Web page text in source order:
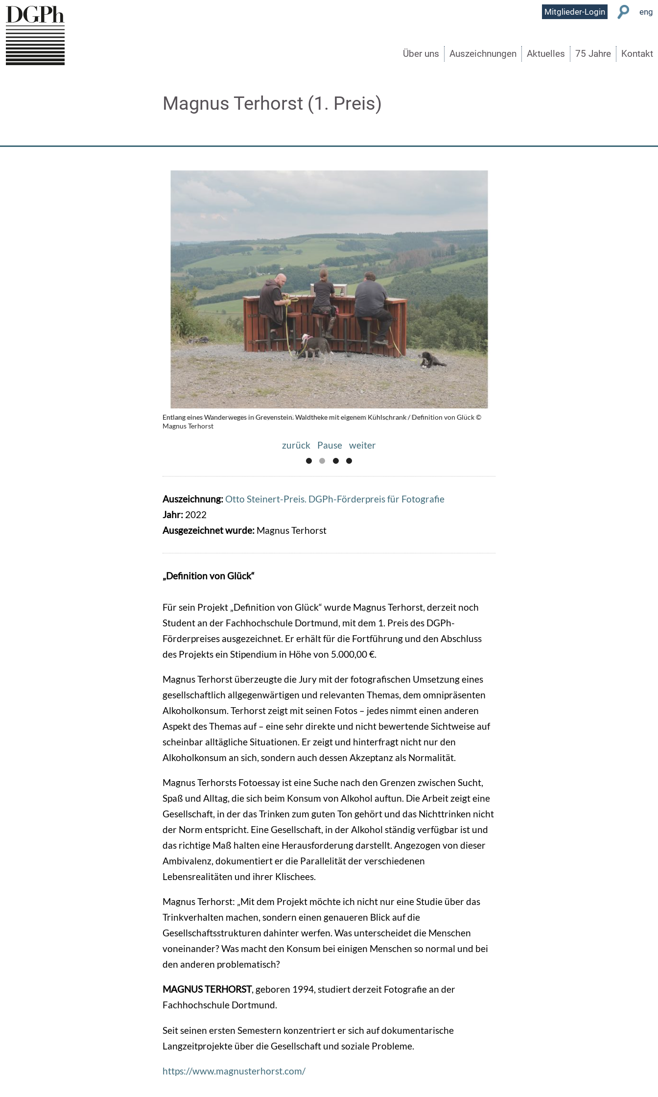
Direkt
zum
Inhalt
User
Mitglieder-Login eng
Über uns Auszeichnungen Aktuelles 75 Jahre Kontakt
Magnus Terhorst (1. Preis)
Definition von Glück. Die Bierkönigin von Baden-Würtemberg 2021 © Magnus Terhorst
zurück Pause weiter
Auszeichnung: Otto Steinert-Preis. DGPh-Förderpreis für Fotografie
Jahr: 2022
Ausgezeichnet wurde: Magnus Terhorst
„Definition von Glück“
Für sein Projekt „Definition von Glück“ wurde Magnus Terhorst, derzeit noch
Student an der Fachhochschule Dortmund, mit dem 1. Preis des DGPh-
Förderpreises ausgezeichnet. Er erhält für die Fortführung und den Abschluss
des Projekts ein Stipendium in Höhe von 5.000,00 €.
Magnus Terhorst überzeugte die Jury mit der fotografischen Umsetzung eines
gesellschaftlich allgegenwärtigen und relevanten Themas, dem omnipräsenten
Alkoholkonsum. Terhorst zeigt mit seinen Fotos – jedes nimmt einen anderen
Aspekt des Themas auf – eine sehr direkte und nicht bewertende Sichtweise auf
scheinbar alltägliche Situationen. Er zeigt und hinterfragt nicht nur den
Alkoholkonsum an sich, sondern auch dessen Akzeptanz als Normalität.
Magnus Terhorsts Fotoessay ist eine Suche nach den Grenzen zwischen Sucht,
Spaß und Alltag, die sich beim Konsum von Alkohol auftun. Die Arbeit zeigt eine
Gesellschaft, in der das Trinken zum guten Ton gehört und das Nichttrinken nicht
der Norm entspricht. Eine Gesellschaft, in der Alkohol ständig verfügbar ist und
das richtige Maß halten eine Herausforderung darstellt. Angezogen von dieser
Ambivalenz, dokumentiert er die Parallelität der verschiedenen
Lebensrealitäten und ihrer Klischees.
Magnus Terhorst: „Mit dem Projekt möchte ich nicht nur eine Studie über das
Trinkverhalten machen, sondern einen genaueren Blick auf die
Gesellschaftsstrukturen dahinter werfen. Was unterscheidet die Menschen
voneinander? Was macht den Konsum bei einigen Menschen so normal und bei
den anderen problematisch?
MAGNUS TERHORST, geboren 1994, studiert derzeit Fotografie an der
Fachhochschule Dortmund.
Seit seinen ersten Semestern konzentriert er sich auf dokumentarische
Langzeitprojekte über die Gesellschaft und soziale Probleme.
https://www.magnusterhorst.com/